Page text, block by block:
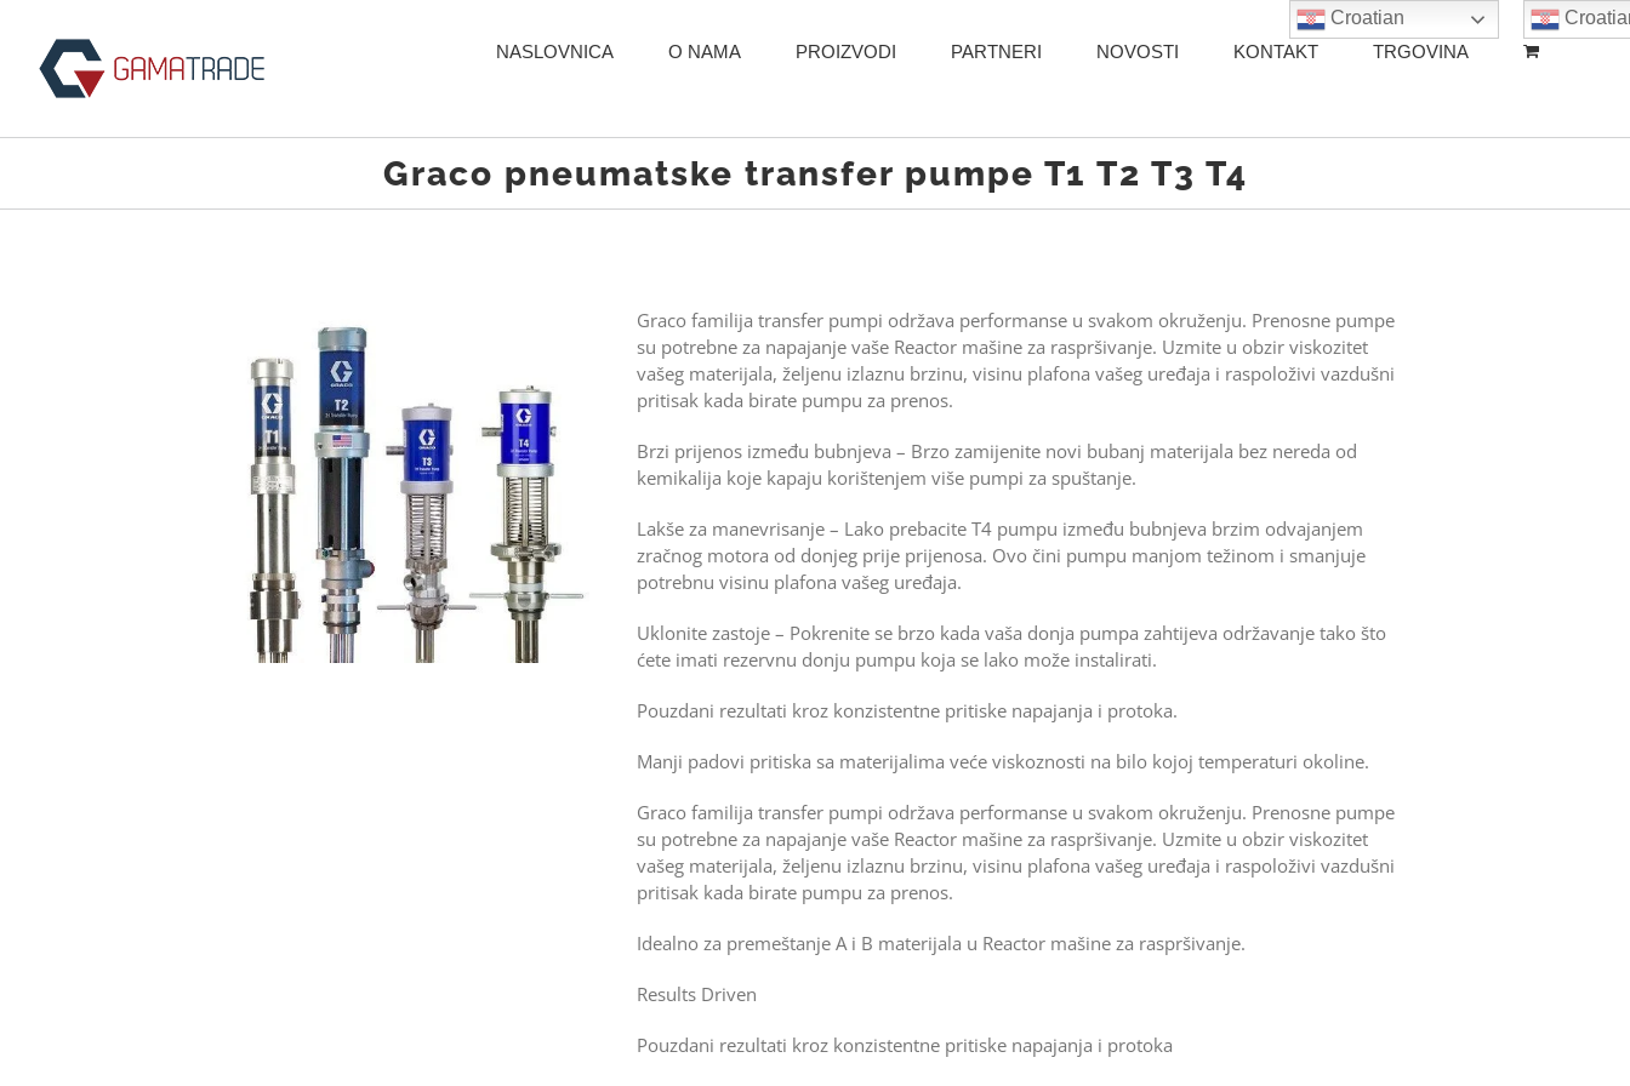
content
NASLOVNICA O NAMA PROIZVODI PARTNERI NOVOSTI KONTAKT TRGOVINA
Graco pneumatske transfer pumpe T1 T2 T3 T4
Graco familija transfer pumpi održava performanse u svakom okruženju. Prenosne pumpe
su potrebne za napajanje vaše Reactor mašine za raspršivanje. Uzmite u obzir viskozitet
vašeg materijala, željenu izlaznu brzinu, visinu plafona vašeg uređaja i raspoloživi vazdušni
pritisak kada birate pumpu za prenos.
Brzi prijenos između bubnjeva – Brzo zamijenite novi bubanj materijala bez nereda od
kemikalija koje kapaju korištenjem više pumpi za spuštanje.
Lakše za manevrisanje – Lako prebacite T4 pumpu između bubnjeva brzim odvajanjem
zračnog motora od donjeg prije prijenosa. Ovo čini pumpu manjom težinom i smanjuje
potrebnu visinu plafona vašeg uređaja.
Uklonite zastoje – Pokrenite se brzo kada vaša donja pumpa zahtijeva održavanje tako što
ćete imati rezervnu donju pumpu koja se lako može instalirati.
Pouzdani rezultati kroz konzistentne pritiske napajanja i protoka.
Manji padovi pritiska sa materijalima veće viskoznosti na bilo kojoj temperaturi okoline.
Graco familija transfer pumpi održava performanse u svakom okruženju. Prenosne pumpe
su potrebne za napajanje vaše Reactor mašine za raspršivanje. Uzmite u obzir viskozitet
vašeg materijala, željenu izlaznu brzinu, visinu plafona vašeg uređaja i raspoloživi vazdušni
pritisak kada birate pumpu za prenos.
Idealno za premeštanje A i B materijala u Reactor mašine za raspršivanje.
Results Driven
Pouzdani rezultati kroz konzistentne pritiske napajanja i protoka
Croatian